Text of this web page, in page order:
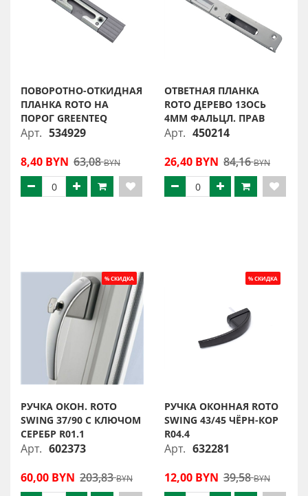
ПОВОРОТНО-ОТКИДНАЯ
ПЛАНКА ROTO НА
ПОРОГ GREENTEQ
Арт. 534929
8,40 BYN 63,08BYN
ОТВЕТНАЯ ПЛАНКА
ROTO ДЕРЕВО 13ОСЬ
4ММ ФАЛЬЦЛ. ПРАВ
Арт. 450214
26,40 BYN 84,16BYN
РУЧКА ОКОН. ROTO
SWING 37/90 С КЛЮЧОМ
СЕРЕБР R01.1
Арт. 602373
60,00 BYN 203,83BYN
РУЧКА ОКОННАЯ ROTO
SWING 43/45 ЧЁРН-КОР
R04.4
Арт. 632281
12,00 BYN 39,58BYN